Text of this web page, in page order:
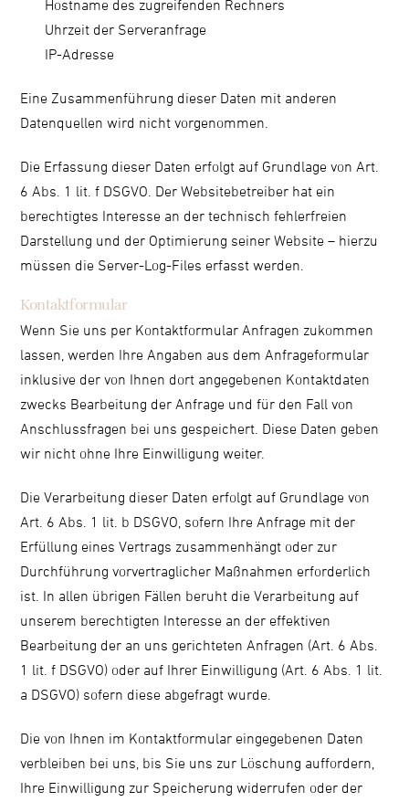
Hostname des zugreifenden Rechners
Uhrzeit der Serveranfrage
IP-Adresse
Eine Zusammenführung dieser Daten mit anderen
Datenquellen wird nicht vorgenommen.
Die Erfassung dieser Daten erfolgt auf Grundlage von Art.
6 Abs. 1 lit. f DSGVO. Der Websitebetreiber hat ein
berechtigtes Interesse an der technisch fehlerfreien
Darstellung und der Optimierung seiner Website – hierzu
müssen die Server-Log-Files erfasst werden.
Kontaktformular
Wenn Sie uns per Kontaktformular Anfragen zukommen
lassen, werden Ihre Angaben aus dem Anfrageformular
inklusive der von Ihnen dort angegebenen Kontaktdaten
zwecks Bearbeitung der Anfrage und für den Fall von
Anschlussfragen bei uns gespeichert. Diese Daten geben
wir nicht ohne Ihre Einwilligung weiter.
Die Verarbeitung dieser Daten erfolgt auf Grundlage von
Art. 6 Abs. 1 lit. b DSGVO, sofern Ihre Anfrage mit der
Erfüllung eines Vertrags zusammenhängt oder zur
Durchführung vorvertraglicher Maßnahmen erforderlich
ist. In allen übrigen Fällen beruht die Verarbeitung auf
unserem berechtigten Interesse an der effektiven
Bearbeitung der an uns gerichteten Anfragen (Art. 6 Abs.
1 lit. f DSGVO) oder auf Ihrer Einwilligung (Art. 6 Abs. 1 lit.
a DSGVO) sofern diese abgefragt wurde.
Die von Ihnen im Kontaktformular eingegebenen Daten
verbleiben bei uns, bis Sie uns zur Löschung auffordern,
Ihre Einwilligung zur Speicherung widerrufen oder der